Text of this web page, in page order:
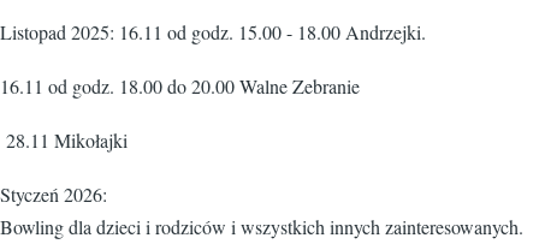
Listopad 2025: 16.11 od godz. 15.00 - 18.00 Andrzejki.
16.11 od godz. 18.00 do 20.00 Walne Zebranie
28.11 Mikołajki
Styczeń 2026:
Bowling dla dzieci i rodziców i wszystkich innych zainteresowanych.